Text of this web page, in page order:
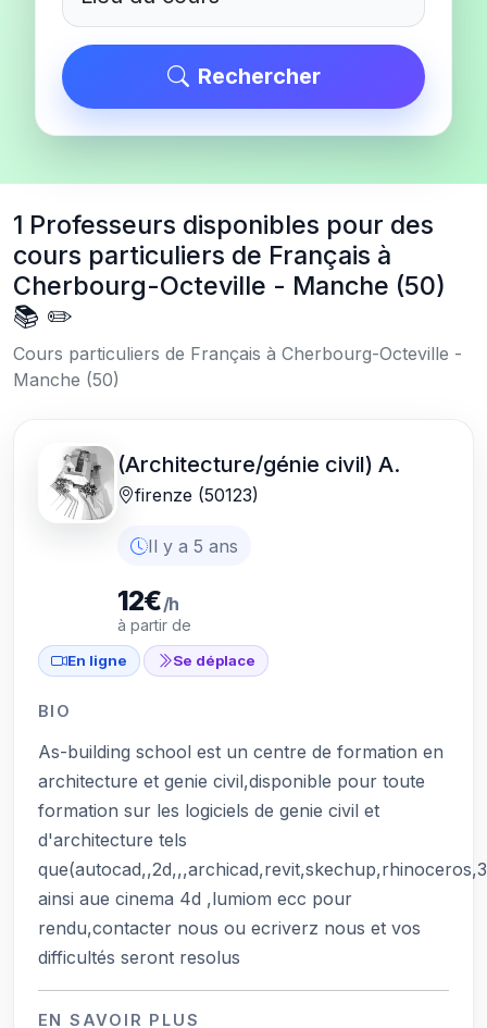
Rechercher
1 Professeurs disponibles pour des
cours particuliers de Français à
Cherbourg-Octeville - Manche (50)
📚 ✏️
Cours particuliers de Français à Cherbourg-Octeville -
Manche (50)
(Architecture/génie civil) A.
firenze (50123)
Il y a 5 ans
12€/h
à partir de
En ligne Se déplace
BIO
As-building school est un centre de formation en
architecture et genie civil,disponible pour toute
formation sur les logiciels de genie civil et
d'architecture tels
ainsi aue cinema 4d ,lumiom ecc pour
rendu,contacter nous ou ecriverz nous et vos
difficultés seront resolus
EN SAVOIR PLUS